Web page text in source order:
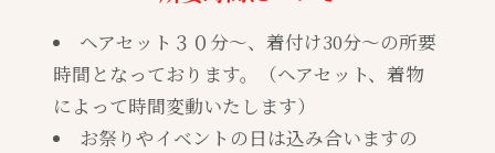
ヘアセット３０分～、着付け30分～の所要
時間となっております。（ヘアセット、着物
によって時間変動いたします）
お祭りやイベントの日は込み合いますの